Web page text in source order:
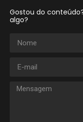
Gostou do
algo?